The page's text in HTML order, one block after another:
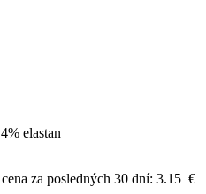
elastan
za posledných 30 dní: 3.15 €